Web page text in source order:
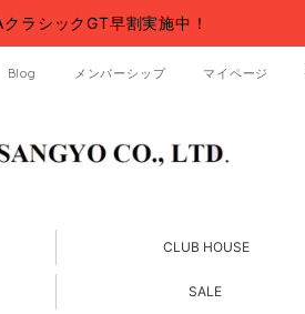
クラシックGT早割実施中！
Blog メンバーシップ マイページ
CLUB HOUSE
SALE